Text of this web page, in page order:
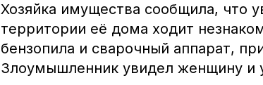
Хозяйка имущества сообщила, что
территории её дома ходит
бензопила и сварочный аппарат,
Злоумышленник увидел женщину и